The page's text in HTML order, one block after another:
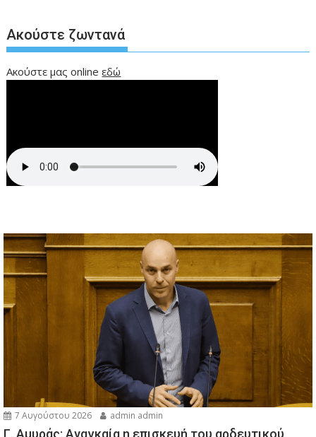
Ακούστε ζωντανά
Ακούστε μας onlineεδώ
7 Αυγούστου 2026 admin admin